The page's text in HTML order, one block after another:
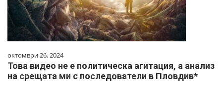
октомври 26, 2024
Това видео не е политическа агитация, а анализ
на срещата ми с последователи в Пловдив*